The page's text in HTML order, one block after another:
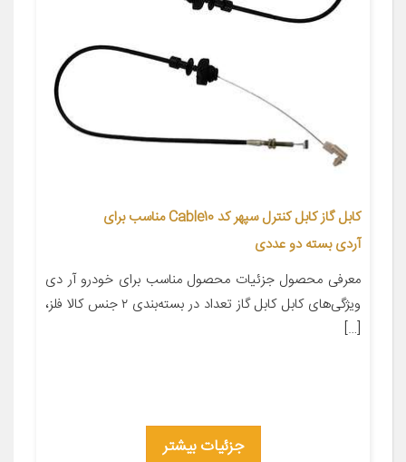
کابل گاز کابل کنترل سپهر کد Cable10 مناسب برای
آردی بسته دو عددی
معرفی محصول جزئیات محصول مناسب برای خودرو آر دی
ویژگی‌های کابل کابل گاز تعداد در بسته‌بندی ۲ جنس کالا فلز،
[…]
جزئیات بیشتر